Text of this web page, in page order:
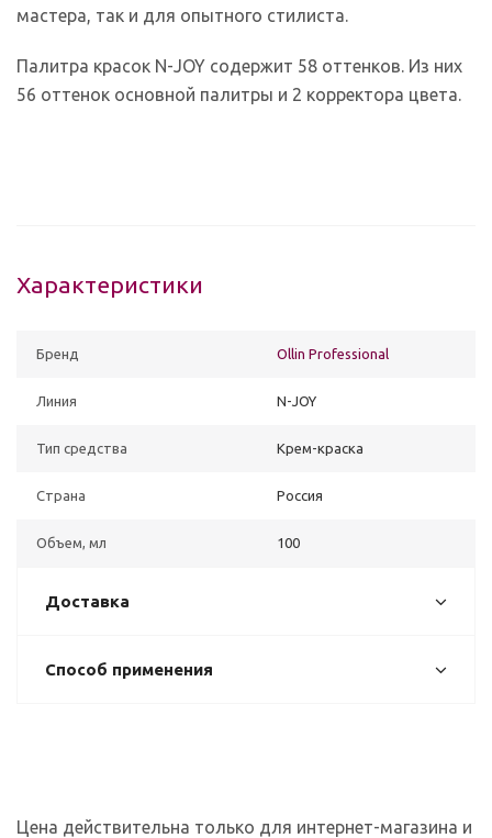
мастера, так и для опытного стилиста.
Палитра красок N-JOY содержит 58 оттенков. Из них
56 оттенок основной палитры и 2 корректора цвета.
Характеристики
Бренд Ollin Professional
Линия N-JOY
Тип средства Крем-краска
Страна Россия
Объем, мл 100
Доставка
Способ применения
Цена действительна только для интернет-магазина и